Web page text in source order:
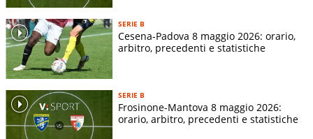
SERIE B
Cesena-Padova 8 maggio 2026: orario,
arbitro, precedenti e statistiche
SERIE B
Frosinone-Mantova 8 maggio 2026:
orario, arbitro, precedenti e statistiche